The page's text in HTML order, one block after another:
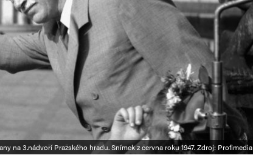
na 3.nádvoří Pražského hradu. Snímek z června roku 1947. Zdroj: Profimedia